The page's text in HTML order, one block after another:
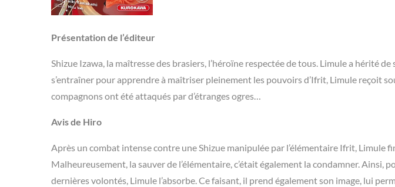
Présentation de l’éditeur
Shizue Izawa, la maîtresse des brasiers, l’héroïne respectée de tous. Limule a hérité
s’entraîner pour apprendre à maîtriser pleinement les pouvoirs d’Ifrit, Limule reçoit
compagnons ont été attaqués par d’étranges ogres…
Avis de Hiro
Après un combat intense contre une Shizue manipulée par l’élémentaire Ifrit, Limule
Malheureusement, la sauver de l’élémentaire, c’était également la condamner. Ainsi,
dernières volontés, Limule l’absorbe. Ce faisant, il prend également son image, lui